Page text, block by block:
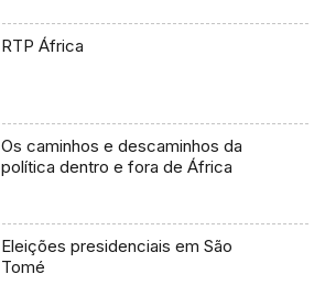
RTP África
Os caminhos e descaminhos da
política dentro e fora de África
Eleições presidenciais em São
Tomé